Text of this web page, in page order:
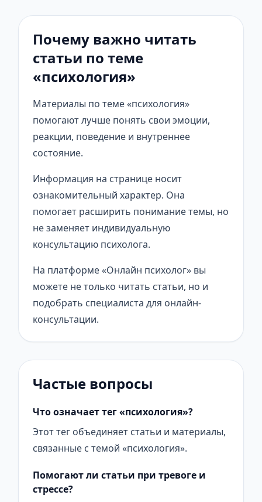
Почему важно читать
статьи по теме
«психология»
Материалы по теме «психология»
помогают лучше понять свои эмоции,
реакции, поведение и внутреннее
состояние.
Информация на странице носит
ознакомительный характер. Она
помогает расширить понимание темы, но
не заменяет индивидуальную
консультацию психолога.
На платформе «Онлайн психолог» вы
можете не только читать статьи, но и
подобрать специалиста для онлайн-
консультации.
Частые вопросы
Что означает тег «психология»?
Этот тег объединяет статьи и материалы,
связанные с темой «психология».
Помогают ли статьи при тревоге и
стрессе?